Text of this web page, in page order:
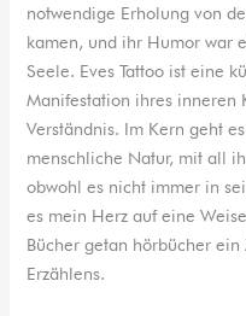
notwendige Erholung von
kamen, und ihr Humor war
Seele. Eves Tattoo ist eine
Manifestation ihres inneren
Verständnis. Im Kern geht
menschliche Natur, mit all
obwohl es nicht immer in
es mein Herz auf eine
Bücher getan hörbücher
Erzählens.